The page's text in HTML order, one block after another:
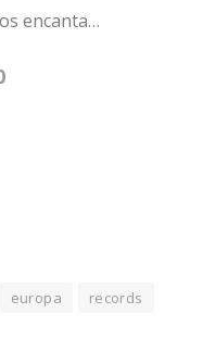
encanta…
europa
records